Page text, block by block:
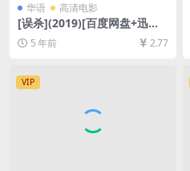
华语 高清电影
[误杀](2019)[百度网盘+迅雷
云盘资源1080P超清未删减]
[MP4/7.4GB][原声中字]
5 年前 2.77
VIP